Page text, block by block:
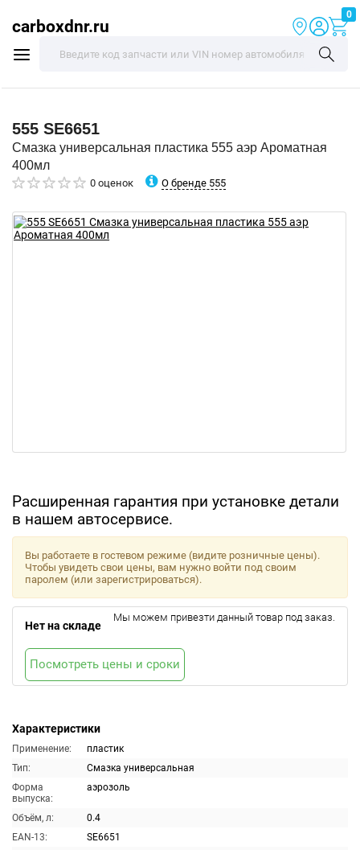
carboxdnr.ru
0
555 SE6651
Смазка универсальная пластика 555 аэр Ароматная
400мл
0 оценок О бренде 555
Расширенная гарантия при установке детали
в нашем автосервисе.
Характеристики
Применение:
пластик
Тип:
Смазка универсальная
Форма
выпуска:
аэрозоль
Объём, л:
0.4
EAN-13:
SE6651
Вы работаете в гостевом режиме (видите розничные цены).
Чтобы увидеть свои цены, вам нужно войти под своим
паролем (или зарегистрироваться).
Нет на складе
Мы можем привезти данный товар под заказ.
Посмотреть цены и сроки